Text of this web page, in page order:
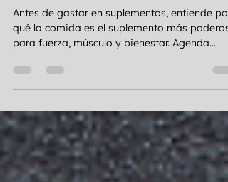
infravalorado: la
comida
Antes de gastar en suplementos, entiende por
asesoría.